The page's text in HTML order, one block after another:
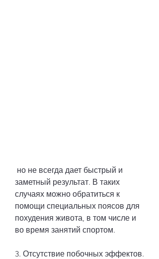
заметный результат. В таких
случаях можно обратиться к
помощи специальных поясов для
похудения живота, в том числе и
во время занятий спортом.
3. Отсутствие побочных эффектов.